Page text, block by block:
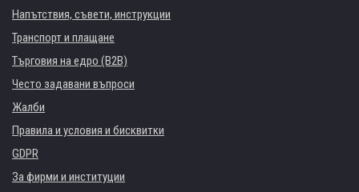
Напътствия, съвети, инструкции
Транспорт и плащане
Търговия на едро (B2B)
Често задавани въпроси
Жалби
Правила и условия и бисквитки
GDPR
За фирми и институции